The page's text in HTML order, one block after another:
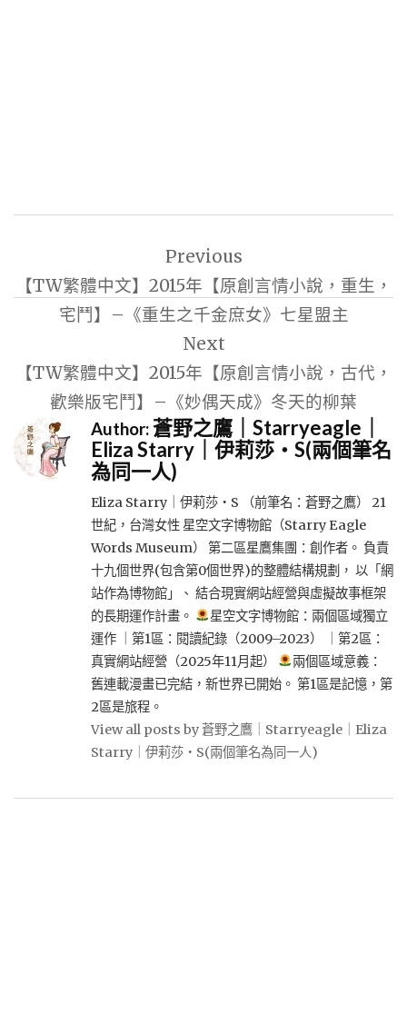
導
Previous
【TW繁體中文】2015年【原創言情小說，重生，
宅鬥】–《重生之千金庶女》七星盟主
Next
【TW繁體中文】2015年【原創言情小說，古代，
歡樂版宅鬥】–《妙偶天成》冬天的柳葉
Author:蒼野之鷹｜Starryeagle｜
Eliza Starry｜伊莉莎・S(兩個筆名
為同一人)
Eliza Starry｜伊莉莎・S （前筆名：蒼野之鷹） 21
世紀，台灣女性 星空文字博物館（Starry Eagle
Words Museum） 第二區星鷹集團：創作者。 負責
十九個世界(包含第0個世界)的整體結構規劃， 以「網
站作為博物館」、 結合現實網站經營與虛擬故事框架
的長期運作計畫。
星空文字博物館：兩個區域獨立
運作 ｜第1區：閱讀紀錄（2009–2023） ｜第2區：
真實網站經營（2025年11月起）
兩個區域意義：
舊連載漫畫已完結，新世界已開始。 第1區是記憶，第
2區是旅程。
View all posts by 蒼野之鷹｜Starryeagle｜Eliza
Starry｜伊莉莎・S(兩個筆名為同一人)